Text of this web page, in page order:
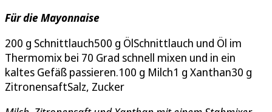
Für die Mayonnaise
200 g Schnittlauch500 g ÖlSchnittlauch und Öl im
Thermomix bei 70 Grad schnell mixen und in ein
kaltes Gefäß passieren.100 g Milch1 g Xanthan30 g
ZitronensaftSalz, Zucker